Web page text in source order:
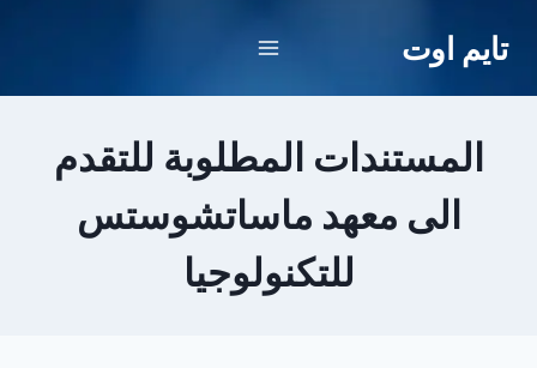
تايم اوت
المستندات المطلوبة للتقدم
الى معهد ماساتشوستس
للتكنولوجيا